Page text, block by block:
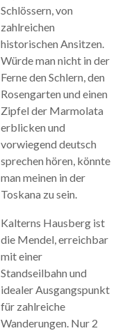
Schlössern, von
zahlreichen
historischen Ansitzen.
Würde man nicht in der
Ferne den Schlern, den
Rosengarten und einen
Zipfel der Marmolata
erblicken und
vorwiegend deutsch
sprechen hören, könnte
man meinen in der
Toskana zu sein.
Kalterns Hausberg ist
die Mendel, erreichbar
mit einer
Standseilbahn und
idealer Ausgangspunkt
für zahlreiche
Wanderungen. Nur 2